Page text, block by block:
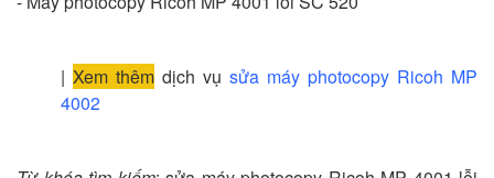
| Xem thêm dịch vụ sửa máy photocopy Ricoh MP
4002